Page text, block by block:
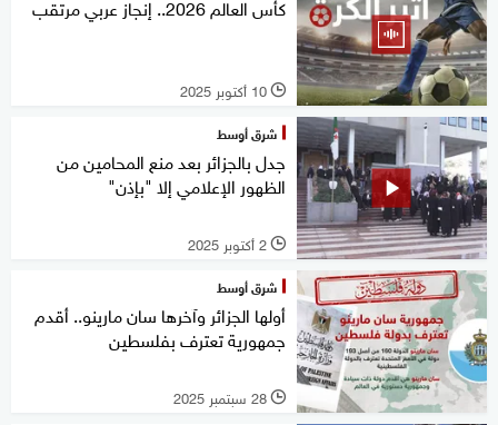
l 10 أكتوبر 2025
شرق أوسط
جدل بالجزائر بعد منع المحامين من
الظهور الإعلامي إلا "بإذن"
l 2 أكتوبر 2025
شرق أوسط
أولها الجزائر وآخرها سان مارينو.. أقدم
جمهورية تعترف بفلسطين
l 28 سبتمبر 2025